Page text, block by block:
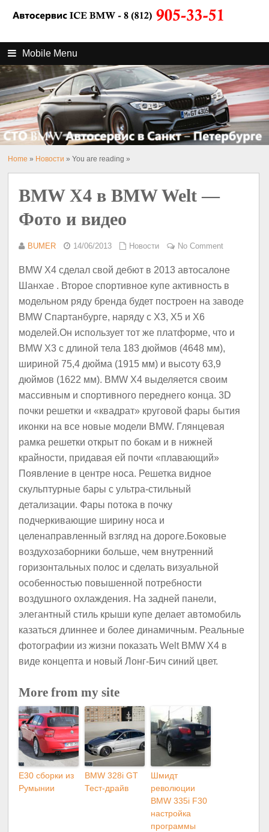
Mobile Menu
Home » Новости » You are reading »
BMW X4 в BMW Welt —
Фото и видео
BUMER 14/06/2013 Новости No Comment
BMW X4 сделал свой ​​дебют в 2013 автосалоне
Шанхае . Второе спортивное купе активность в
модельном ряду бренда будет построен на заводе
BMW Спартанбурге, наряду с X3, X5 и X6
моделей.Он использует тот же платформе, что и
BMW X3 с длиной тела 183 дюймов (4648 мм),
шириной 75,4 дюйма (1915 мм) и высоту 63,9
дюймов (1622 мм). BMW X4 выделяется своим
массивным и спортивного переднего конца.3D
почки решетки и «квадрат» круговой фары бытия
иконки на все новые модели BMW. Глянцевая
рамка решетки открыт по бокам и в нижней
крайности, придавая ей почти «плавающий»
Появление в центре носа. Решетка видное
скульптурные бары с ультра-стильный
детализации. Фары потока в почку
подчеркивающие ширину носа и
целенаправленный взгляд на дороге.Боковые
воздухозаборники больше, чем внутренний
горизонтальных полос и сделать визуальной
особенностью повышенной потребности
воздушного охлаждения. На задней панели,
элегантный стиль крыши купе делает автомобиль
казаться длиннее и более динамичным. Реальные
фотографии из жизни показать Welt BMW X4 в
виде концепта и новый Лонг-Бич синий цвет.
More from my site
E30 сборки из
Румынии
BMW 328i GT
Тест-драйв
Шмидт
революции
BMW 335i F30
настройка
программы